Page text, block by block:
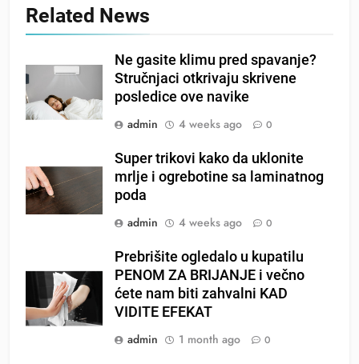
Related News
Ne gasite klimu pred spavanje?
Stručnjaci otkrivaju skrivene
posledice ove navike
admin
4 weeks ago 0
Super trikovi kako da uklonite
mrlje i ogrebotine sa laminatnog
poda
admin
4 weeks ago 0
Prebrišite ogledalo u kupatilu
PENOM ZA BRIJANJE i večno
ćete nam biti zahvalni KAD
VIDITE EFEKAT
admin
1 month ago 0